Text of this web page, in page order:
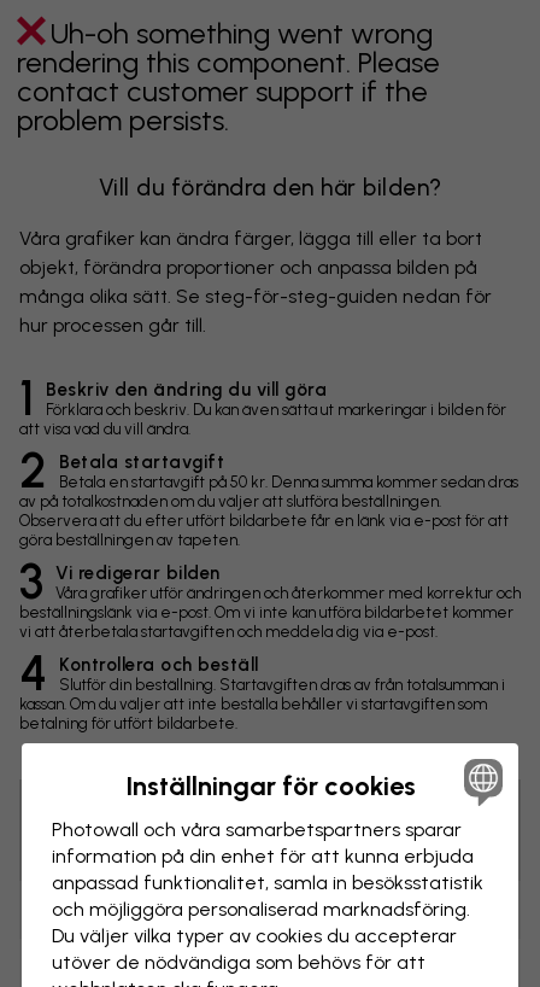
Uh-oh something went wrong
rendering this component. Please
contact customer support if the
problem persists.
Vill du förändra den här bilden?
Våra grafiker kan ändra färger, lägga till eller ta bort
objekt, förändra proportioner och anpassa bilden på
många olika sätt. Se steg-för-steg-guiden nedan för
hur processen går till.
1 Beskriv den ändring du vill göra
Förklara och beskriv. Du kan även sätta ut markeringar i bilden för
att visa vad du vill ändra.
2 Betala startavgift
Betala en startavgift på 50 kr. Denna summa kommer sedan dras
av på totalkostnaden om du väljer att slutföra beställningen.
Observera att du efter utfört bildarbete får en länk via e-post för att
göra beställningen av tapeten.
3 Vi redigerar bilden
Våra grafiker utför ändringen och återkommer med korrektur och
beställningslänk via e-post. Om vi inte kan utföra bildarbetet kommer
vi att återbetala startavgiften och meddela dig via e-post.
4 Kontrollera och beställ
Slutför din beställning. Startavgiften dras av från totalsumman i
kassan. Om du väljer att inte beställa behåller vi startavgiften som
betalning för utfört bildarbete.
Ändringar
Storlek
Tips! Du kan klicka på bilden för att göra en markering och
skriva en kommentar.
Inställningar för cookies
Photowall och våra samarbets­partners sparar
information på din enhet för att kunna erbjuda
anpassad funktionalitet, samla in besöks­statistik
och möjliggöra personaliserad marknads­föring.
Du väljer vilka typer av cookies du accepterar
utöver de nödvändiga som behövs för att